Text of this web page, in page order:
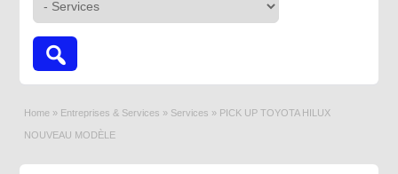
Home » Entreprises & Services » Services » PICK UP TOYOTA HILUX
NOUVEAU MODÈLE